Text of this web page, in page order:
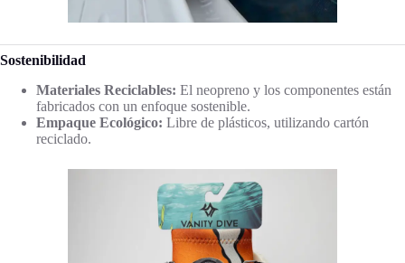
Sostenibilidad
Materiales Reciclables: El neopreno y los componentes están
fabricados con un enfoque sostenible.
Empaque Ecológico: Libre de plásticos, utilizando cartón
reciclado.